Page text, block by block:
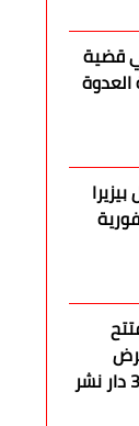
قضية
الكتاب بمشاركة 37 دار نشر